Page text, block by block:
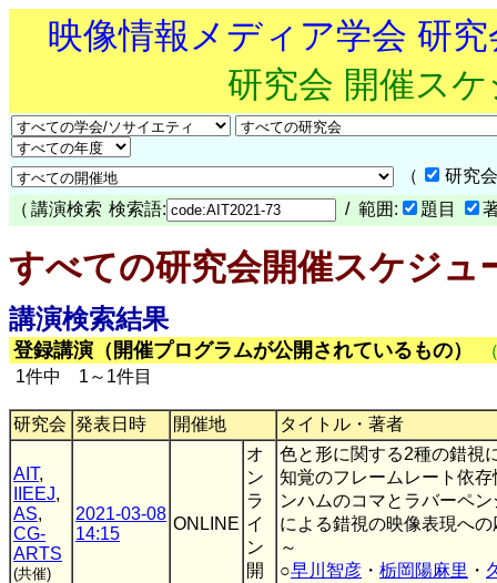
映像情報メディア学会 研
研究会 開催ス
（
研究
（ 講演検索 検索語: / 範囲: 題目
すべての研究会開催スケジュ
講演検索結果
登録講演（開催プログラムが公開されているもの）
1件中 1～1件目
研究会 発表日時 開催地 タイトル・著者
AIT,
IIEEJ,
AS,
CG-
ARTS
(共催)
2021-03-08
14:15
ONLINE
オ
ン
ラ
イ
ン
開
色と形に関する2種の錯視
知覚のフレームレート依存
ンハムのコマとラバーペ
による錯視の映像表現へ
～
○早川智彦 ・ 栃岡陽麻里 ・